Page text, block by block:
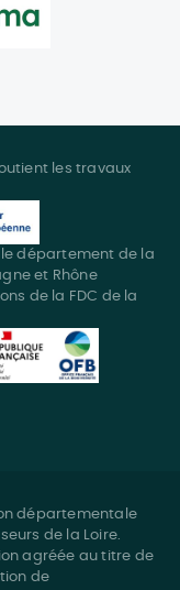
les travaux
le département de la
et Rhône
de la FDC de la
départementale
de la Loire.
agréée au titre de
de